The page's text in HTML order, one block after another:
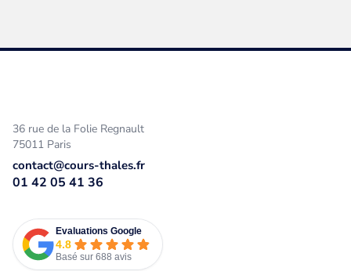
36 rue de la Folie Regnault
75011 Paris
contact@cours-thales.fr
01 42 05 41 36
Evaluations Google
4.8
Basé sur 688 avis